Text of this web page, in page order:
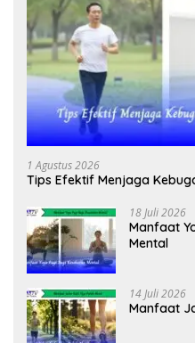
1 Agustus 2026
Tips Efektif Menjaga
18 Juli 2026
Manfaat
Mental
14 Juli 2026
Manfaat